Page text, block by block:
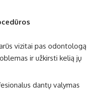
vizitai pas odontologą
ir užkirsti kelią jų
dantų valymas